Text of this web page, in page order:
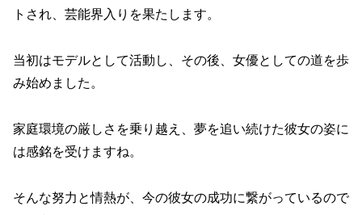
トされ、芸能界入りを果たします。
当初はモデルとして活動し、その後、女優としての道を歩
み始めました。
家庭環境の厳しさを乗り越え、夢を追い続けた彼女の姿に
は感銘を受けますね。
そんな努力と情熱が、今の彼女の成功に繋がっているので